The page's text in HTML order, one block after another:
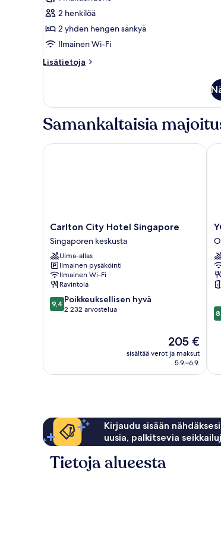
2
yhden
hengen
sänkyä
kuvat
2 henkilöä
2 yhden hengen sänkyä
Ilmainen Wi-Fi
Lisätietoja
Lisätietoja
2
hengen
Samankaltaisia
Carlton
City
Hotel
Singapore
Singaporen
keskusta
Carlton City Hotel Singapore
Singaporen keskusta
Uima-allas
Ilmainen pysäköinti
Ilmainen Wi-Fi
Ravintola
9.4
kautta
9,4 Poikkeuksellisen hyvä
2 232 arvostelua
Hinta
on
205 €
205 €
sisältää verot ja maksut
5.9.–6.9.
Carlton City Hotel Singapore
Kirjaudu sisään
uusia, palkitsevia
Tietoja alueesta